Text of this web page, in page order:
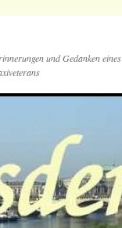
und Gedanken eines